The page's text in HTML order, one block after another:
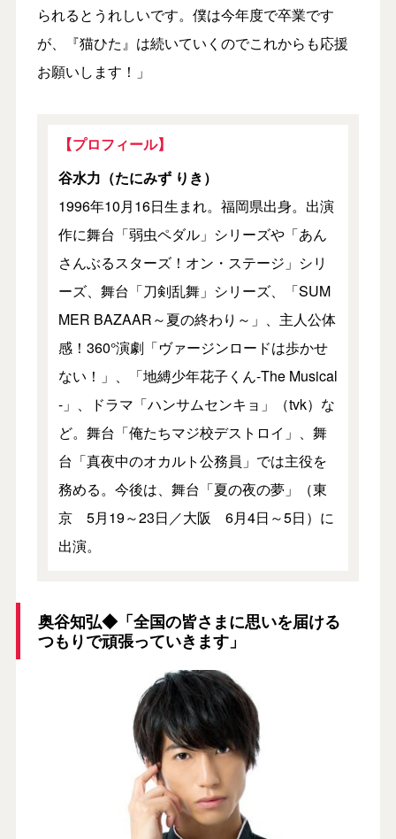
られるとうれしいです。僕は今年度で卒業です
が、『猫ひた』は続いていくのでこれからも応援
お願いします！」
【プロフィール】
谷水力（たにみず りき）
1996年10月16日生まれ。福岡県出身。出演
作に舞台「弱虫ペダル」シリーズや「あん
さんぶるスターズ！オン・ステージ」シリ
ーズ、舞台「刀剣乱舞」シリーズ、「SUM
MER BAZAAR～夏の終わり～」、主人公体
感！360°演劇「ヴァージンロードは歩かせ
ない！」、「地縛少年花子くん-The Musical
-」、ドラマ「ハンサムセンキョ」（tvk）な
ど。舞台「俺たちマジ校デストロイ」、舞
台「真夜中のオカルト公務員」では主役を
務める。今後は、舞台「夏の夜の夢」（東
京 5月19～23日／大阪 6月4日～5日）に
出演。
奥谷知弘◆「全国の皆さまに思いを届ける
つもりで頑張っていきます」